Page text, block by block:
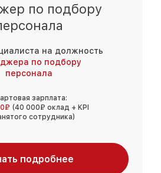
по подбору
на должность
по подбору
персонала
зарплата:
(40 000₽ оклад + KPI
сотрудника)
подробнее